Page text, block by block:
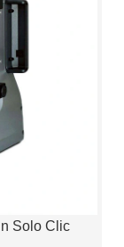
Solo Clic